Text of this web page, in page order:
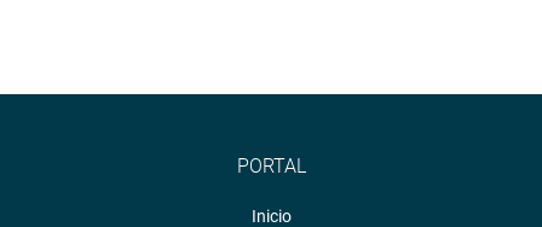
PORTAL
Inicio